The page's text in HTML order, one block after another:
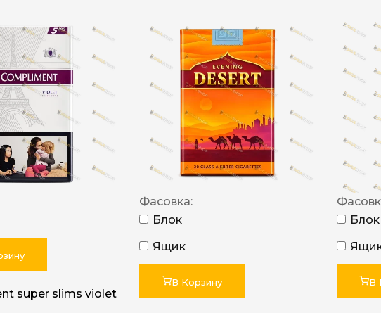
super slims violet
Фасовка:
Блок
Ящик
В Корзину
Блок
В